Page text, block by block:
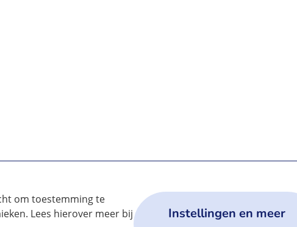
om toestemming te
Lees hierover meer bij
Instellingen en meer